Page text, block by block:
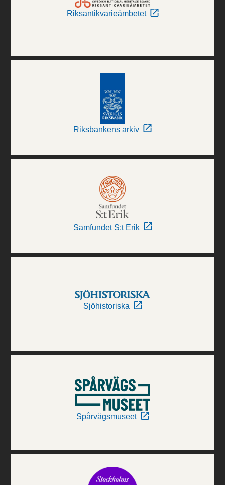
Riksantikvarieämbetet
Riksbankens arkiv
Samfundet S:t Erik
Sjöhistoriska
Spårvägsmuseet